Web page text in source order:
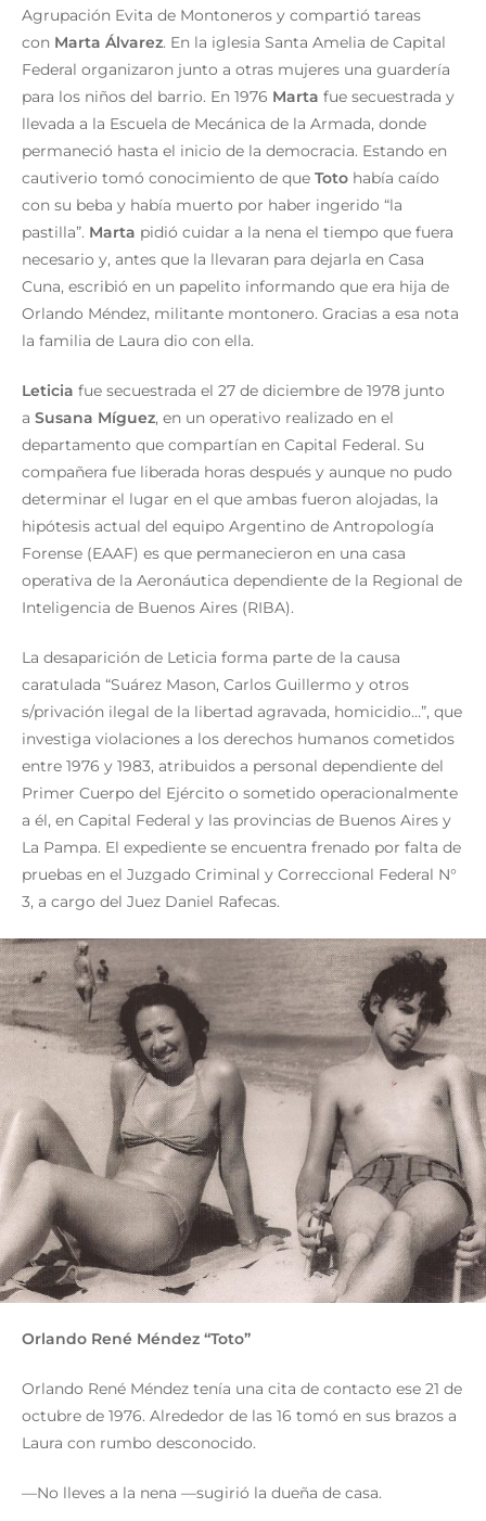
Agrupación Evita de Montoneros y compartió tareas
con Marta Álvarez. En la iglesia Santa Amelia de Capital
Federal organizaron junto a otras mujeres una guardería
para los niños del barrio. En 1976 Marta fue secuestrada y
llevada a la Escuela de Mecánica de la Armada, donde
permaneció hasta el inicio de la democracia. Estando en
cautiverio tomó conocimiento de que Toto había caído
con su beba y había muerto por haber ingerido “la
pastilla”. Marta pidió cuidar a la nena el tiempo que fuera
necesario y, antes que la llevaran para dejarla en Casa
Cuna, escribió en un papelito informando que era hija de
Orlando Méndez, militante montonero. Gracias a esa nota
la familia de Laura dio con ella.
Leticia fue secuestrada el 27 de diciembre de 1978 junto
a Susana Míguez, en un operativo realizado en el
departamento que compartían en Capital Federal. Su
compañera fue liberada horas después y aunque no pudo
determinar el lugar en el que ambas fueron alojadas, la
hipótesis actual del equipo Argentino de Antropología
Forense (EAAF) es que permanecieron en una casa
operativa de la Aeronáutica dependiente de la Regional de
Inteligencia de Buenos Aires (RIBA).
La desaparición de Leticia forma parte de la causa
caratulada “Suárez Mason, Carlos Guillermo y otros
s/privación ilegal de la libertad agravada, homicidio…”, que
investiga violaciones a los derechos humanos cometidos
entre 1976 y 1983, atribuidos a personal dependiente del
Primer Cuerpo del Ejército o sometido operacionalmente
a él, en Capital Federal y las provincias de Buenos Aires y
La Pampa. El expediente se encuentra frenado por falta de
pruebas en el Juzgado Criminal y Correccional Federal N°
3, a cargo del Juez Daniel Rafecas.
Orlando René Méndez “Toto”
Orlando René Méndez tenía una cita de contacto ese 21 de
octubre de 1976. Alrededor de las 16 tomó en sus brazos a
Laura con rumbo desconocido.
—No lleves a la nena —sugirió la dueña de casa.